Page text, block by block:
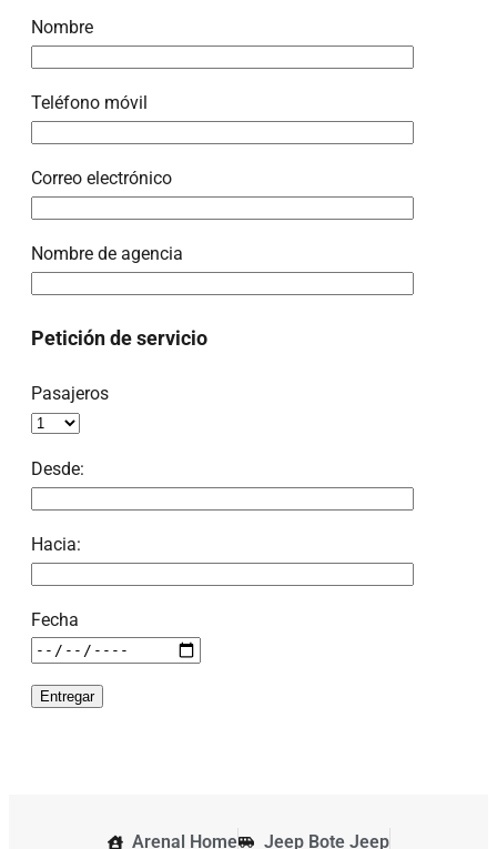
Nombre
Teléfono móvil
Correo electrónico
Nombre de agencia
Petición de servicio
Pasajeros
Desde:
Hacia:
Fecha
Arenal Home Jeep Bote Jeep